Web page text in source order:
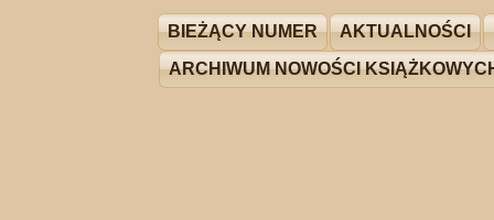
BIEŻĄCY NUMER AKTUALNOŚCI
ARCHIWUM NOWOŚCI